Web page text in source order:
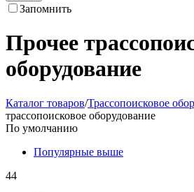
Запомнить
Прочее
оборудование
Каталог товаров/Трассопоисковое
трассопоисковое оборудование
По умолчанию
Популярные выше
44